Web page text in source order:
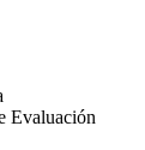
Evaluación